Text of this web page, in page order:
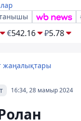
€542.16 ₽5.78
жаңалықтары
16:34, 28 мамыр 2024